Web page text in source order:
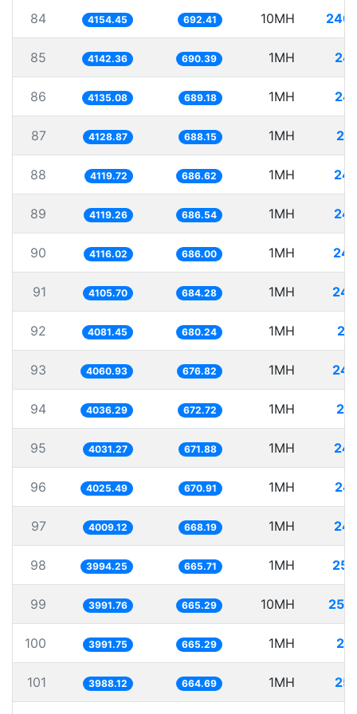
84 4154.45 692.41 10MH
85 4142.36 690.39 1MH
86 4135.08 689.18 1MH
87 4128.87 688.15 1MH
88 4119.72 686.62 1MH
89 4119.26 686.54 1MH
90 4116.02 686.00 1MH
91 4105.70 684.28 1MH
92 4081.45 680.24 1MH
93 4060.93 676.82 1MH
94 4036.29 672.72 1MH
95 4031.27 671.88 1MH
96 4025.49 670.91 1MH
97 4009.12 668.19 1MH
98 3994.25 665.71 1MH
99 3991.76 665.29 10MH
100 3991.75 665.29 1MH
101 3988.12 664.69 1MH